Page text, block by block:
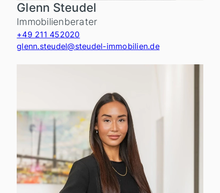
Glenn Steudel
Immobilienberater
+49 211 452020
glenn.steudel@steudel-immobilien.de